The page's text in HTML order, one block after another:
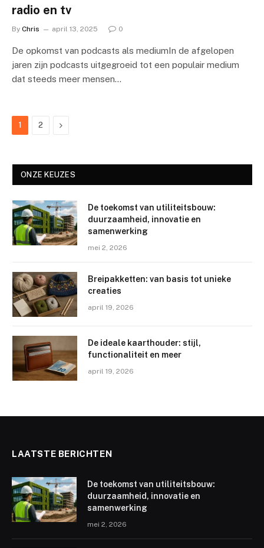
radio en tv
By Chris april 13, 2025 0
De opkomst van podcasts als mediumIn de afgelopen
jaren zijn podcasts uitgegroeid tot een populair medium
dat steeds meer mensen…
1 2 Next
ONZE KEUZES
De toekomst van utiliteitsbouw:
duurzaamheid, innovatie en
samenwerking
mei 2, 2026
Breipakketten: van basis tot unieke
creaties
april 19, 2026
De ideale kaarthouder: stijl,
functionaliteit en meer
april 19, 2026
LAATSTE BERICHTEN
De toekomst van utiliteitsbouw:
duurzaamheid, innovatie en
samenwerking
mei 2, 2026